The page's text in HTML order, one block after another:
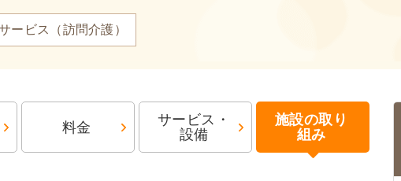
ービス（訪問介護）
料金
サービス・
設備
施設の取り
組み